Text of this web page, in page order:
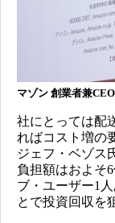
マゾン 創業者兼
社にとっては配
ればコスト増の
ジェフ・ベゾス
負担額はおよそ
ブ・ユーザー1
とで投資回収を